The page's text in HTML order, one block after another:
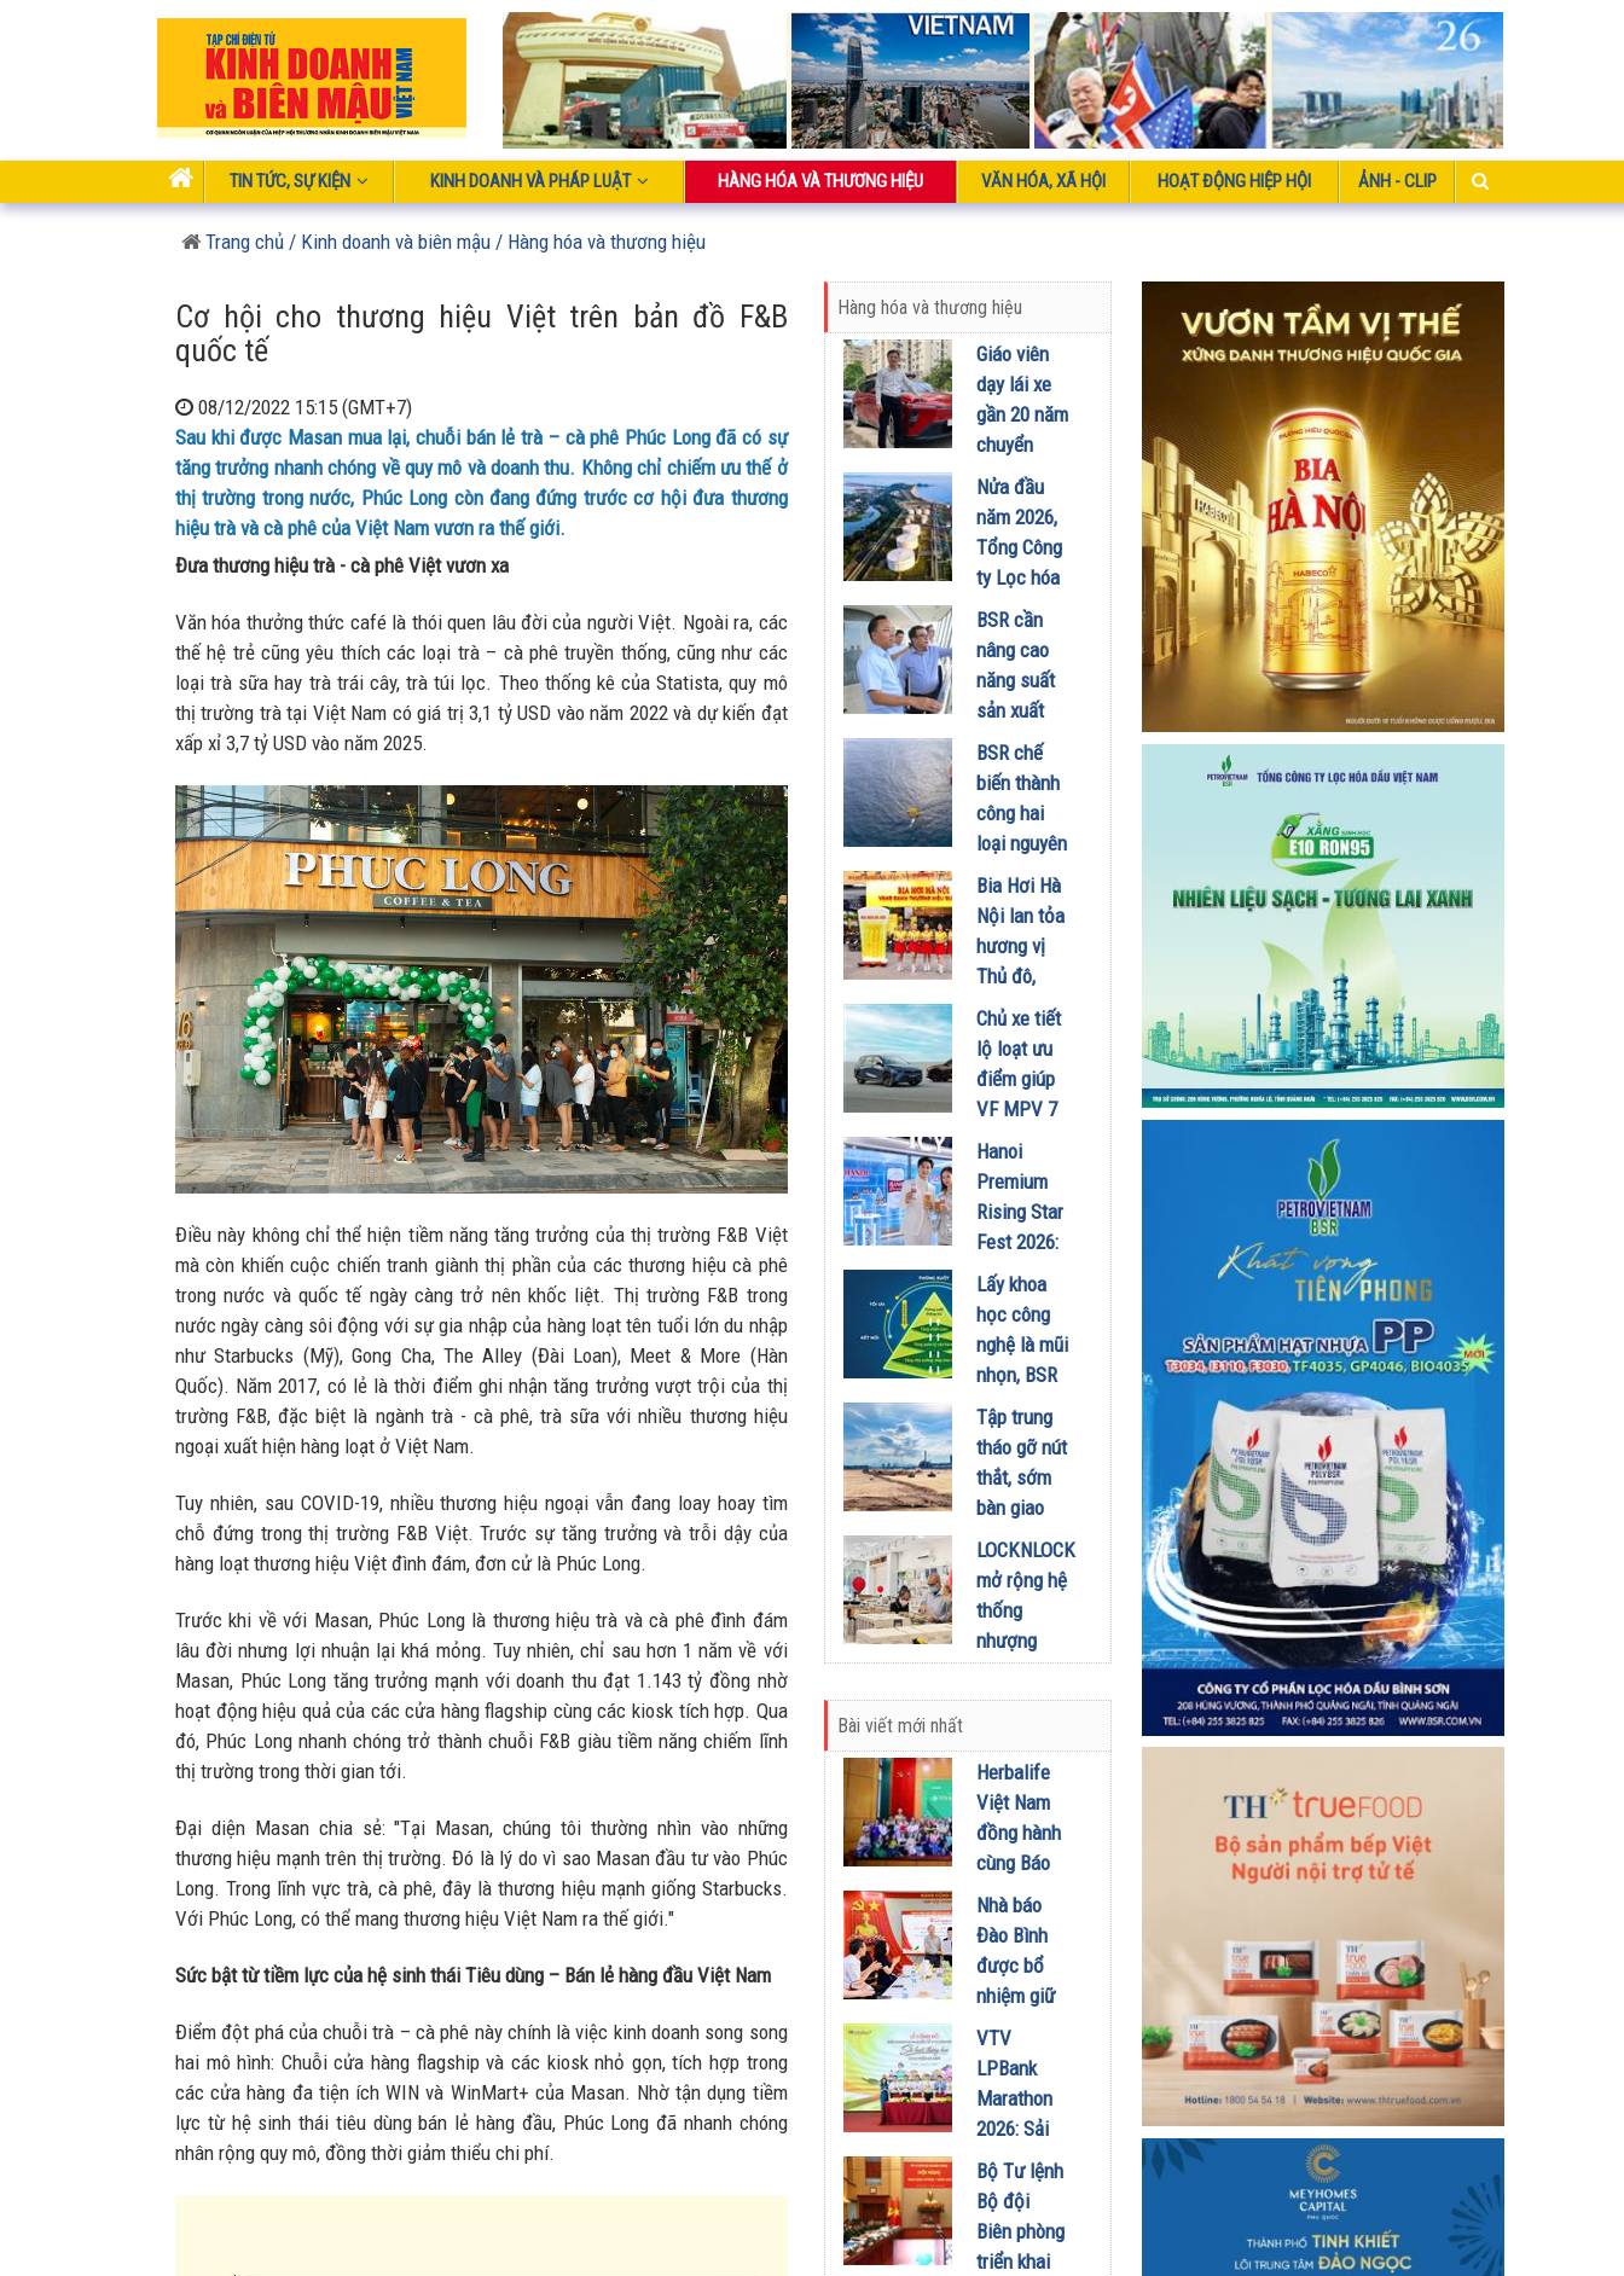
TIN TỨC, SỰ KIỆN KINH DOANH VÀ PHÁP LUẬT HÀNG HÓA VÀ THƯƠNG HIỆU VĂN HÓA, XÃ HỘI HOẠT ĐỘNG HIỆP HỘI ẢNH - CLIP
Trang chủ / Kinh doanh và biên mậu / Hàng hóa và thương hiệu
Cơ hội cho thương hiệu Việt trên bản đồ F&B
quốc tế
08/12/2022 15:15 (GMT+7)
Sau khi được Masan mua lại, chuỗi bán lẻ trà – cà phê Phúc Long đã có sự
tăng trưởng nhanh chóng về quy mô và doanh thu. Không chỉ chiếm ưu thế ở
thị trường trong nước, Phúc Long còn đang đứng trước cơ hội đưa thương
hiệu trà và cà phê của Việt Nam vươn ra thế giới.
Đưa thương hiệu trà - cà phê Việtvươn xa
Văn hóa thưởng thức café là thói quen lâu đời của người Việt. Ngoài ra, các
thế hệ trẻ cũng yêu thích các loại trà – cà phê truyền thống, cũng như các
loại trà sữa hay trà trái cây, trà túi lọc. Theo thống kê của Statista, quy mô
thị trường trà tại Việt Nam có giá trị 3,1 tỷ USD vào năm 2022 và dự kiến đạt
xấp xỉ 3,7 tỷ USD vào năm 2025.
Điều này không chỉ thể hiện tiềm năng tăng trưởng của thị trường F&B Việt
mà còn khiến cuộc chiến tranh giành thị phần của các thương hiệu cà phê
trong nước và quốc tế ngày càng trở nên khốc liệt. Thị trường F&B trong
nước ngày càng sôi động với sự gia nhập của hàng loạt tên tuổi lớn du nhập
như Starbucks (Mỹ), Gong Cha, The Alley (Đài Loan), Meet & More (Hàn
Quốc). Năm 2017, có lẻ là thời điểm ghi nhận tăng trưởng vượt trội của thị
trường F&B, đặc biệt là ngành trà - cà phê, trà sữa với nhiều thương hiệu
ngoại xuất hiện hàng loạt ở Việt Nam.
Tuy nhiên, sau COVID-19, nhiều thương hiệu ngoại vẫn đang loay hoay tìm
chỗ đứng trong thị trường F&B Việt. Trước sự tăng trưởng và trỗi dậy của
hàng loạt thương hiệu Việt đình đám, đơn cử là Phúc Long.
Trước khi về với Masan, Phúc Long là thương hiệu trà và cà phê đình đám
lâu đời nhưng lợi nhuận lại khá mỏng. Tuy nhiên, chỉ sau hơn 1 năm về với
Masan, Phúc Long tăng trưởng mạnh với doanh thu đạt 1.143 tỷ đồng nhờ
hoạt động hiệu quả của các cửa hàng flagship cùng các kiosk tích hợp. Qua
đó, Phúc Long nhanh chóng trở thành chuỗi F&B giàu tiềm năng chiếm lĩnh
thị trường trong thời gian tới.
Đại diện Masan chia sẻ: "Tại Masan, chúng tôi thường nhìn vào những
thương hiệu mạnh trên thị trường. Đó là lý do vì sao Masan đầu tư vào Phúc
Long. Trong lĩnh vực trà, cà phê, đây là thương hiệu mạnh giống Starbucks.
Với Phúc Long, có thể mang thương hiệu Việt Nam ra thế giới."
Sức bật từ tiềm lực của hệ sinh thái Tiêu dùng – Bán lẻ hàng đầu Việt Nam
Điểm đột phá của chuỗi trà – cà phê này chính là việc kinh doanh song song
hai mô hình: Chuỗi cửa hàng flagship và các kiosk nhỏ gọn, tích hợp trong
các cửa hàng đa tiện ích WIN và WinMart+ của Masan. Nhờ tận dụng tiềm
lực từ hệ sinh thái tiêu dùng bán lẻ hàng đầu, Phúc Long đã nhanh chóng
nhân rộng quy mô, đồng thời giảm thiểu chi phí.
Hàng hóa và thương hiệu
Giáo viên
dạy lái xe
gần 20 năm
chuyển
sang dùng
Limo
Green: Tôi
đã hiểu vì
sao xe điện
ngày càng
xuất hiện
nhiều trên
đường
28/07/2026
Nửa đầu
năm 2026,
Tổng Công
ty Lọc hóa
dầu Việt
Nam lập kỷ
lục sản
lượng và
27/07/2026
BSR cần
nâng cao
năng suất
sản xuất
E100 phục
vụ lộ trình
phát triển
nhiên liệu
sinh học
22/07/2026
BSR chế
biến thành
công hai
loại nguyên
liệu mới,
tối ưu hiệu
quả sản
xuất kinh
20/07/2026
Bia Hơi Hà
Nội lan tỏa
hương vị
Thủ đô,
khuấy động
mùa hè tại
TP. Hồ Chí
Minh
Chủ xe tiết
lộ loạt ưu
điểm giúp
VF MPV 7
ghi điểm
trong mùa
hè
17/07/2026
Hanoi
Premium
Rising Star
Fest 2026:
Trải
nghiệm
không gian
Lifestyle
Icy Bar thời
thượng đổ
bộ 6 tỉnh
thành mùa
hè này
10/07/2026
Lấy khoa
học công
nghệ là mũi
nhọn, BSR
kiến tạo
NMLD
Dung Quất
thành nhà
máy thông
minh
09/07/2026
Tập trung
tháo gỡ nút
thắt, sớm
bàn giao
mặt bằng
Dự án
Nâng cấp,
mở rộng
NMLD
LOCKNLOCK
mở rộng hệ
thống
nhượng
quyền, tìm
kiếm đối
tỉnh thành
30/06/2026
Bài viết mới nhất
Herbalife
Việt Nam
đồng hành
cùng Báo
Sức khỏe
và Đời
sống tổ
chức Cuộc
thi “Tôi
Khỏe Đẹp
Hơn” lần
thứ 5 để
khuyến
khích mọi
người trở
thành
phiên bản
Nhà báo
Đào Bình
được bổ
nhiệm giữ
chức Tổng
Biên tập
Tạp chí
Doanh
Đầu tư
01/08/2026
VTV
LPBank
Marathon
2026: Sải
bước qua
miền Di
sản, lan
tỏa giá trị
Bộ Tư lệnh
Bộ đội
Biên phòng
triển khai